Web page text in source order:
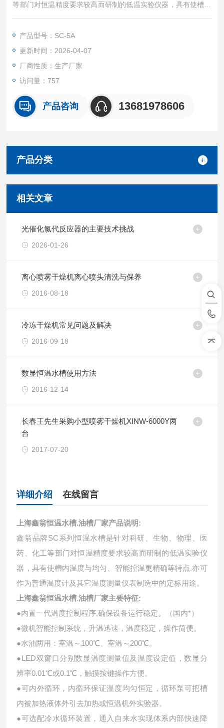
等部门对恒温精度要求较高而研制的低温实验仪器，具有使槽内
温度与均匀、智能控温更精确等特点.亦可作为普通温度计及其它
产品型号：SC-5A
更新时间：2026-04-07
厂商性质：生产厂家
访问量：757
产品咨询 13681978606
产品分类
相关文章
光催化氯代反应器的主要技术挑战
2026-01-26
离心喷雾干燥机离心喷头清洗与保养
2016-08-18
冷冻干燥机常见问题及解决
2016-09-18
数显恒温水槽使用方法
2016-12-14
长春王先生采购小型喷雾干燥机XINW-6000Y两
台
2017-07-20
详细介绍 在线留言
上海鑫翁恒温水槽.油槽厂家产品说明:
鑫翁品牌SC系列恒温水槽是针对科研、生物、物理、医
药、化工等部门对恒温精度要求较高而研制的低温实验仪
器，具有使槽内温度与均匀、智能控温更精确等特点.亦可
作为普通温度计及其它温度测量仪表制造中的定标用途。
上海鑫翁恒温水槽.油槽厂家主要特征:
●内置一代温度控制程序,确保设备运行稳定。（国内*）
●微机智能控制系统，升温迅速，温度稳定，操作简便。
●水油两用：室温～100℃、室温～200℃。
●LED双窗口分别数显温度测量值及温度设定值，数显分
辨率0.01℃或0.1℃，触摸按键操作方便。
●可内外循环，内循环保证温度均匀恒定，循环泵可把槽
内被加热液体外引去加热或恒温机外实验器。
●可选配冷水循环装置，通入自来水实现体系内部快速降